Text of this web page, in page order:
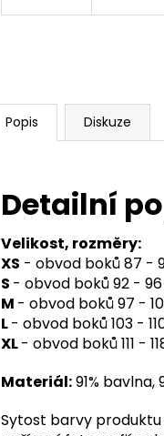
Popis Diskuze
Detailní
Velikost, rozměry:
XS - obvod boků 87 -
S - obvod boků 92 -
M - obvod boků 97 -
L- obvod boků 103 -
XL- obvod boků 111 -
Materiál:91% bavlna,
Sytost barvy produktu